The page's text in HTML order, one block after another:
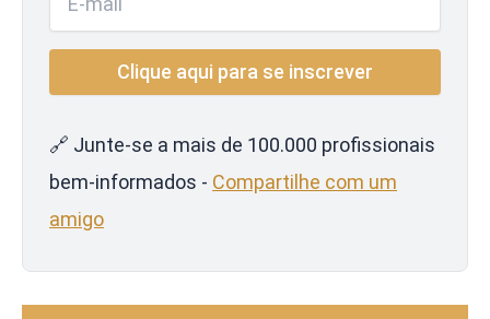
🔗 Junte-se a mais de 100.000 profissionais
bem-informados - Compartilhe com um
amigo